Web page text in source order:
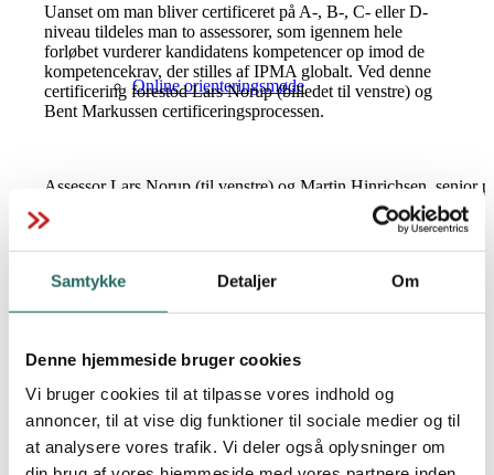
Samtykke Detaljer Om
Denne hjemmeside bruger cookies
Vi bruger cookies til at tilpasse vores indhold og
annoncer, til at vise dig funktioner til sociale medier og til
at analysere vores trafik. Vi deler også oplysninger om
Online orienteringsmøde
IPMA Recertificering
CCT-certificering
Uanset om man bliver certificeret på A-, B-, C- eller D-
niveau tildeles man to assessorer, som igennem hele
forløbet vurderer kandidatens kompetencer op imod de
kompetencekrav, der stilles af IPMA globalt. Ved denne
certificering forestod Lars Norup (billedet til venstre) og
Bent Markussen certificeringsprocessen.
Assessor Lars Norup (til venstre) og Martin Hinrichsen, senior
Vil du vide, hvad der skal til for at blive
certificeret?
Vi har netop fastlagt en ny runde gratis orienteringsmøder
over hele certificeringsprocessen og de krav der stilles til
bl.a. kompleksiteten af dine projekter.
Herudover får du afdækket hvilket IPMA
certificeringsniveau du skal gå efter og hvor meget tid du
skal forvente at investere. Der vil være god tid til at stille